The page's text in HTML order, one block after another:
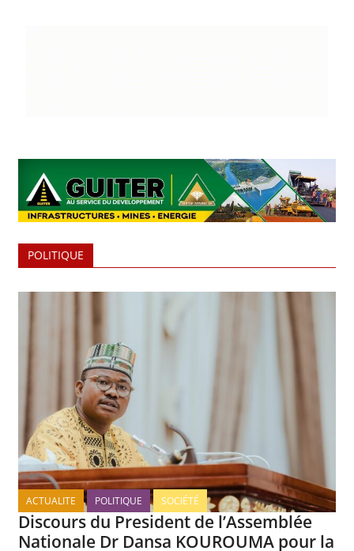
POLITIQUE
ACTUALITE POLITIQUE SOCIÉTÉ
Discours du President de l’Assemblée
Nationale Dr Dansa KOUROUMA pour la